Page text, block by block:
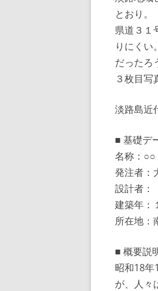
とおり。
県道３１
りにくい
だったろ
３枚目写
淡路島
■ 基礎デ
名称：○○
発注者：
設計者：
建築年：
所在地：
■ 概要説
昭和18年
が、人々